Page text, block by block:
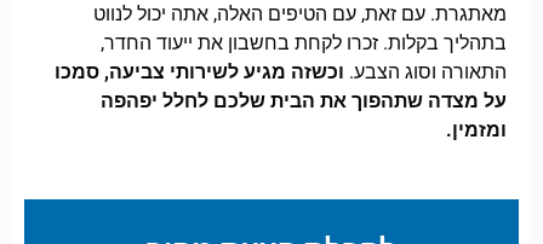
מאתגרת. עם זאת, עם הטיפים האלה, אתה יכול לנווט
בתהליך בקלות. זכרו לקחת בחשבון את ייעוד החדר,
התאורה וסוג הצבע. וכשזה מגיע לשירותי צביעה, סמכו
על מצדה שתהפוך את הבית שלכם לחלל יפהפה
ומזמין.